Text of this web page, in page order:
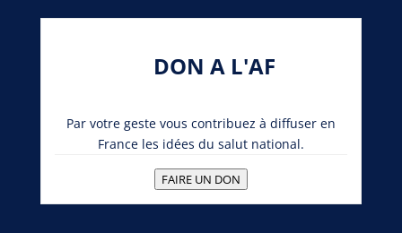
DON A L'AF
Par votre geste vous contribuez à diffuser en
France les idées du salut national.
FAIRE UN DON